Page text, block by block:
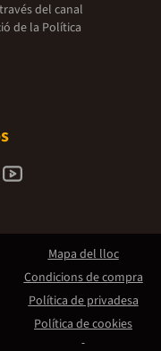
del canal
de la Política
Mapa del lloc
Condicions de compra
Política de privadesa
Política de cookies